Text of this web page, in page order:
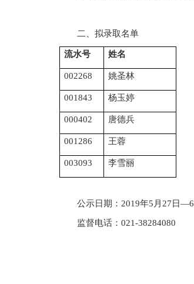
二、拟录取名单
流水号 姓名
002268 姚圣林
001843 杨玉婷
000402 唐德兵
001286 王蓉
003093 李雪丽
公示日期： 2019年5 月 27 日—6
监督电话： 021-38284080